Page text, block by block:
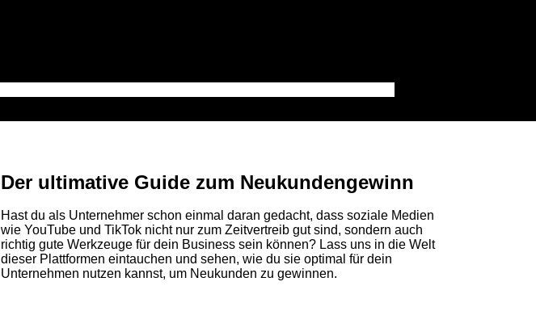
Der ultimative Guide zum Neukundengewinn
Hast du als Unternehmer schon einmal daran gedacht, dass soziale Medien
wie YouTube und TikTok nicht nur zum Zeitvertreib gut sind, sondern auch
richtig gute Werkzeuge für dein Business sein können? Lass uns in die Welt
dieser Plattformen eintauchen und sehen, wie du sie optimal für dein
Unternehmen nutzen kannst, um Neukunden zu gewinnen.